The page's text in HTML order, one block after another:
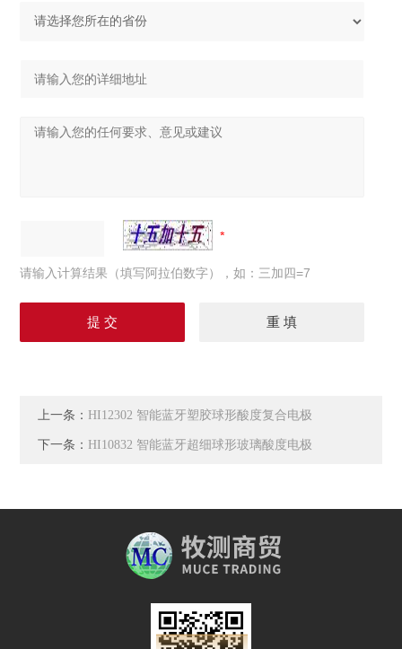
请输入计算结果（填写阿拉伯数字），如：三加四=7
上一条： HI12302 智能蓝牙塑胶球形酸度复合电极
下一条： HI10832 智能蓝牙超细球形玻璃酸度电极